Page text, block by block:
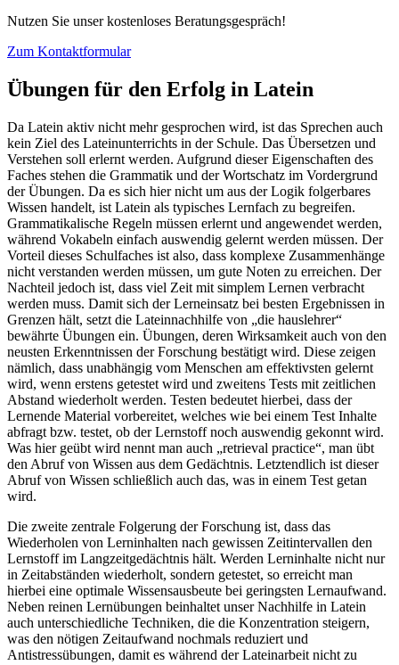
Nutzen Sie unser kostenloses Beratungsgespräch!
Zum Kontaktformular
Übungen für den Erfolg in Latein
Da Latein aktiv nicht mehr gesprochen wird, ist das Sprechen auch
kein Ziel des Lateinunterrichts in der Schule. Das Übersetzen und
Verstehen soll erlernt werden. Aufgrund dieser Eigenschaften des
Faches stehen die Grammatik und der Wortschatz im Vordergrund
der Übungen. Da es sich hier nicht um aus der Logik folgerbares
Wissen handelt, ist Latein als typisches Lernfach zu begreifen.
Grammatikalische Regeln müssen erlernt und angewendet werden,
während Vokabeln einfach auswendig gelernt werden müssen. Der
Vorteil dieses Schulfaches ist also, dass komplexe Zusammenhänge
nicht verstanden werden müssen, um gute Noten zu erreichen. Der
Nachteil jedoch ist, dass viel Zeit mit simplem Lernen verbracht
werden muss. Damit sich der Lerneinsatz bei besten Ergebnissen in
Grenzen hält, setzt die Lateinnachhilfe von „die hauslehrer“
bewährte Übungen ein. Übungen, deren Wirksamkeit auch von den
neusten Erkenntnissen der Forschung bestätigt wird. Diese zeigen
nämlich, dass unabhängig vom Menschen am effektivsten gelernt
wird, wenn erstens getestet wird und zweitens Tests mit zeitlichen
Abstand wiederholt werden. Testen bedeutet hierbei, dass der
Lernende Material vorbereitet, welches wie bei einem Test Inhalte
abfragt bzw. testet, ob der Lernstoff noch auswendig gekonnt wird.
Was hier geübt wird nennt man auch „retrieval practice“, man übt
den Abruf von Wissen aus dem Gedächtnis. Letztendlich ist dieser
Abruf von Wissen schließlich auch das, was in einem Test getan
wird.
Die zweite zentrale Folgerung der Forschung ist, dass das
Wiederholen von Lerninhalten nach gewissen Zeitintervallen den
Lernstoff im Langzeitgedächtnis hält. Werden Lerninhalte nicht nur
in Zeitabständen wiederholt, sondern getestet, so erreicht man
hierbei eine optimale Wissensausbeute bei geringsten Lernaufwand.
Neben reinen Lernübungen beinhaltet unser Nachhilfe in Latein
auch unterschiedliche Techniken, die die Konzentration steigern,
was den nötigen Zeitaufwand nochmals reduziert und
Antistressübungen, damit es während der Lateinarbeit nicht zu